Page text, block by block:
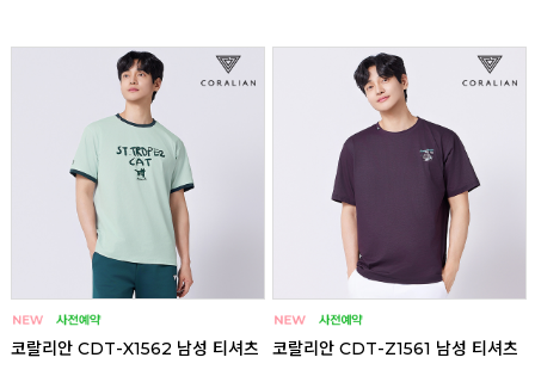
코랄리안 CDT-X1562 남성 티셔츠 코랄리안 CDT-Z1561 남성 티셔츠